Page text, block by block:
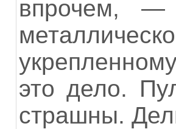
впрочем, —
это дело.
страшны.